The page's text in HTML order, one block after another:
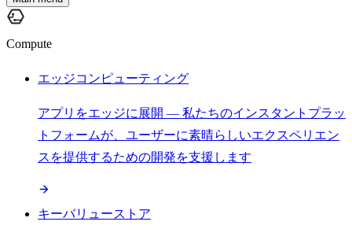
Compute
エッジコンピューティング
アプリをエッジに展開 — 私たちのインスタントプラッ
トフォームが、ユーザーに素晴らしいエクスペリエン
スを提供するための開発を支援します
キーバリューストア